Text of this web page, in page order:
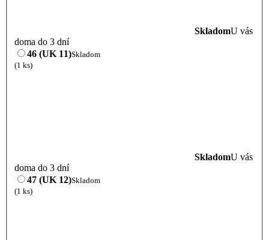
SkladomU vás
doma do 3 dní
46 (UK 11)Skladom
(1 ks)
SkladomU vás
doma do 3 dní
47 (UK 12)Skladom
(1 ks)